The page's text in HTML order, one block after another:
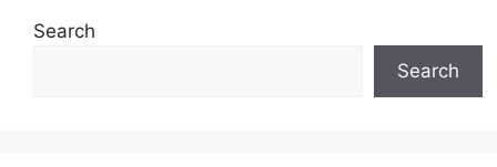
Search
Search